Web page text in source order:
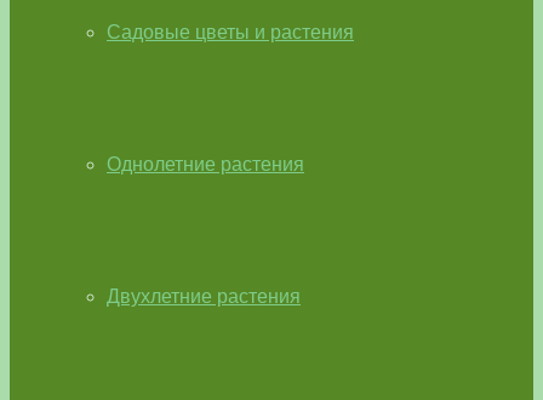
Садовые цветы и растения
Однолетние растения
Двухлетние растения